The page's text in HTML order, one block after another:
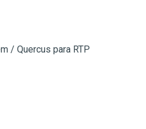
/ Quercus para RTP